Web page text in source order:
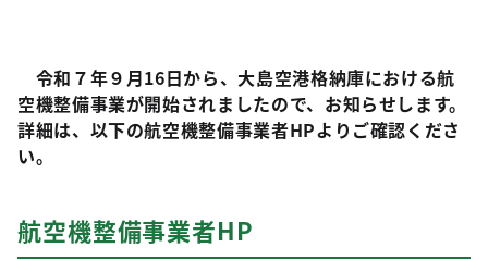
令和７年９月16日から、大島空港格納庫における航
空機整備事業が開始されましたので、お知らせします。
詳細は、以下の航空機整備事業者HPよりご確認くださ
い。
航空機整備事業者HP